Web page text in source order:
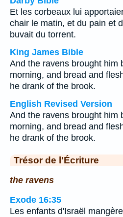
Et les corbeaux lui
chair le matin, et du pain et
buvait du torrent.
King James Bible
And the ravens brought him
morning, and bread and
he drank of the brook.
English Revised Version
And the ravens brought him
morning, and bread and
he drank of the brook.
Trésor de l'Écriture
the ravens
Exode 16:35
Les enfants d'Israël